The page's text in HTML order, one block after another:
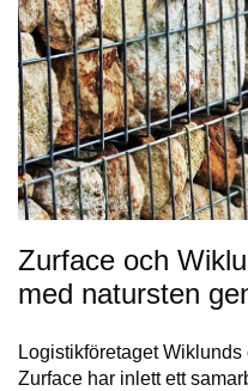
Zurface och
med natursten
Logistikföretaget
Zurface har inlett ett